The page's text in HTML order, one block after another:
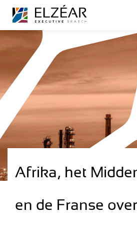
Afrika, het
en de Franse